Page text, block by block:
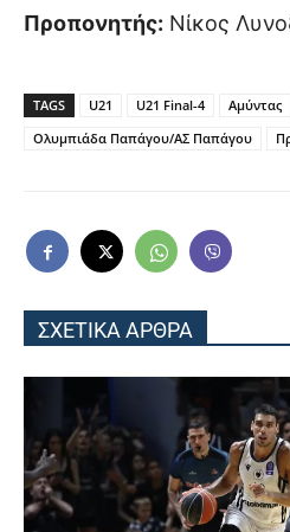
Προπονητής: Νίκος
TAGS U21 U21 Final-4 Αμύντας
Ολυμπιάδα Παπάγου/ΑΣ Παπάγου
ΣΧΕΤΙΚΑ ΑΡΘΡΑ